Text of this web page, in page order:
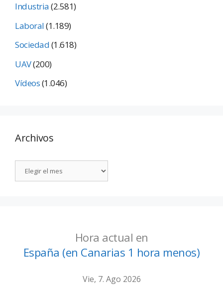
Industria(2.581)
Laboral(1.189)
Sociedad(1.618)
UAV(200)
Vídeos(1.046)
Archivos
Hora actual en
España (en Canarias 1 hora menos)